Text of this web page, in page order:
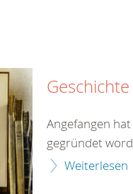
Geschichte
Angefangen
gegründet
Weiterlesen